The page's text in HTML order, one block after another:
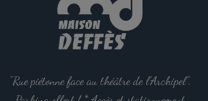
"Rue piétonne face au théâtre de l'Archipel".